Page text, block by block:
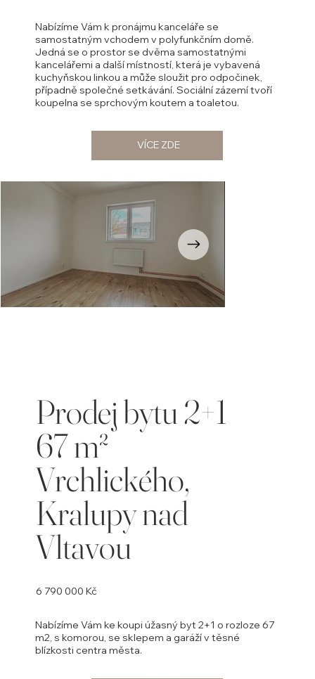
Prodej bytu 2+1
67 m²
Vrchlického,
Kralupy nad
Vltavou
6 790 000 Kč
Nabízíme Vám ke koupi úžasný byt 2+1 o rozloze 67
m2, s komorou, se sklepem a garáží v těsné
blízkosti centra města.
Nabízíme Vám k pronájmu kanceláře se
samostatným vchodem v polyfunkčním domě.
Jedná se o prostor se dvěma samostatnými
kancelářemi a další místností, která je vybavená
kuchyňskou linkou a může sloužit pro odpočinek,
případně společné setkávání. Sociální zázemí tvoří
koupelna se sprchovým koutem a toaletou.
VÍCE ZDE